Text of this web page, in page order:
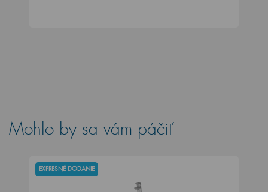
Mohlo by sa vám páčiť
EXPRESNÉ DODANIE